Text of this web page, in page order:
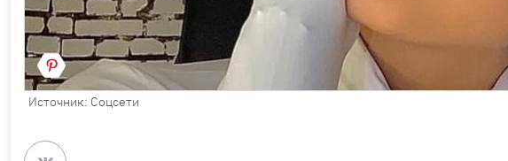
Источник: Соцсети